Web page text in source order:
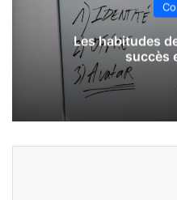
Les habitudes
succès